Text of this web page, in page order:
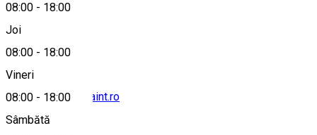
08:00 - 18:00
Joi
08:00 - 18:00
Vineri
08:00 - 18:00
Sâmbătă
contact@bullet-paint.ro